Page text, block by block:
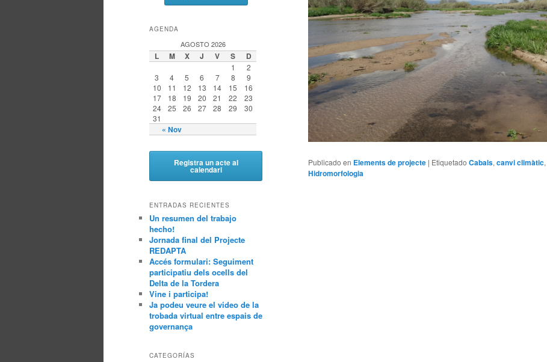
Publicado en Elements de projecte | Etiquetado Cabals, canvi climàtic,
Hidromorfologia
AGENDA
AGOSTO 2026
L M X J V S D
« Nov
1
2
3
4 5 6 7 8
9
10
11 12 13 14 15
16
17
18 19 20 21 22
23
24
25 26 27 28 29
30
31
Registra un acte al
calendari
ENTRADAS RECIENTES
Un resumen del trabajo
hecho!
Jornada final del Projecte
REDAPTA
Accés formulari: Seguiment
participatiu dels ocells del
Delta de la Tordera
Vine i participa!
Ja podeu veure el video de la
trobada virtual entre espais de
governança
CATEGORÍAS